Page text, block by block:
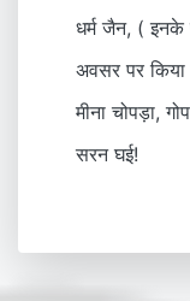
धर्म जैन, ( इनके
अवसर पर किया
मीना चोपड़ा,
सरन घई!